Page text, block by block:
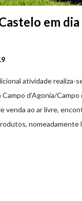
em
atividade realiza-
d’Agonia/
venda ao ar livre,
nomeadamente
outros. Horário de